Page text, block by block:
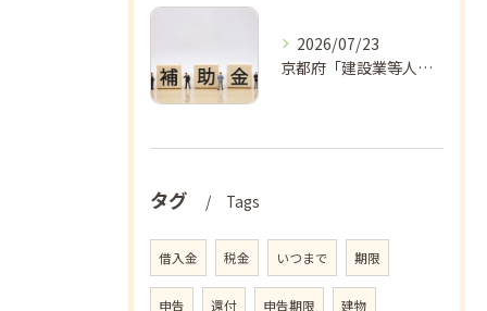
2026/07/23
京都府「建設業等人手不足対策支援事業補助金」のご案内
タグ Tags
借入金 税金 いつまで 期限
申告 還付 申告期限 建物